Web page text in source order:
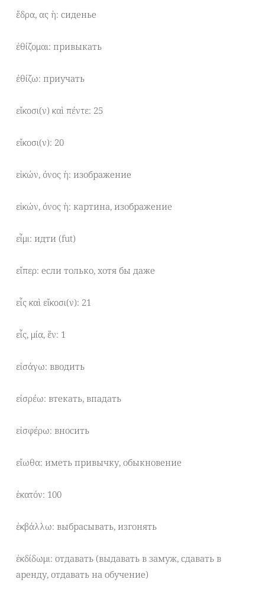
ἕδρα, ας ἡ: сиденье
ἐθίζομαι: привыкать
ἐθίζω: приучать
εἴκοσι(ν) καὶ πέντε: 25
εἴκοσι(ν): 20
εἰκών, όνος ἡ: изображение
εἰκών, όνος ἡ: картина, изображение
εἶμι: идти (fut)
εἴπερ: если только, хотя бы даже
εἷς καὶ εἴκοσι(ν): 21
εἷς, μία, ἕν: 1
εἰσάγω: вводить
εἰσρέω: втекать, впадать
εἰσφέρω: вносить
εἴωθα: иметь привычку, обыкновение
ἑκατόν: 100
ἐκβάλλω: выбрасывать, изгонять
ἐκδίδωμι: отдавать (выдавать в замуж, сдавать в
аренду, отдавать на обучение)